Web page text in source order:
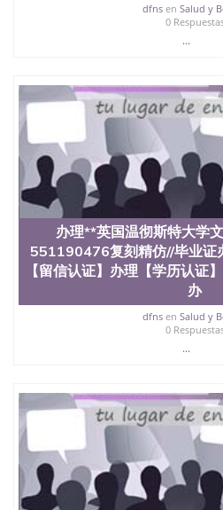
dfnsen Salud y
0
...
办理**英国温彻斯特大学
551190476复刻精仿//毕业证
【留信认证】办理【学历认证
办
dfnsen Salud y
0
...